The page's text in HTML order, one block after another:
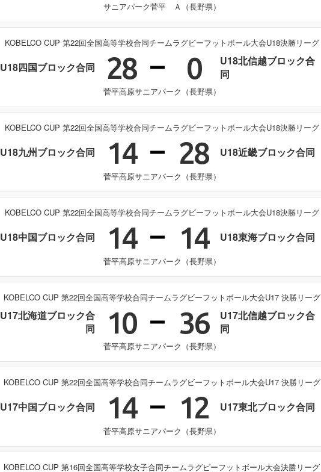
サニアパーク菅平 Ａ（長野県）
KOBELCO CUP 第22回全国高等学校合同チームラグビーフットボール大会U18決勝リーグ
U18四国ブロック合同 28 0
U18北信越ブロック合
同
菅平高原サニアパーク（長野県）
KOBELCO CUP 第22回全国高等学校合同チームラグビーフットボール大会U18決勝リーグ
U18九州ブロック合同 14 28 U18近畿ブロック合同
菅平高原サニアパーク（長野県）
KOBELCO CUP 第22回全国高等学校合同チームラグビーフットボール大会U18決勝リーグ
U18中国ブロック合同 14 14 U18東海ブロック合同
菅平高原サニアパーク（長野県）
KOBELCO CUP 第22回全国高等学校合同チームラグビーフットボール大会U17 決勝リーグ
U17北海道ブロック合
同
10 36
U17北信越ブロック合
同
菅平高原サニアパーク（長野県）
KOBELCO CUP 第22回全国高等学校合同チームラグビーフットボール大会U17 決勝リーグ
U17中国ブロック合同 14 12 U17東北ブロック合同
菅平高原サニアパーク（長野県）
KOBELCO CUP 第16回全国高等学校女子合同チームラグビーフットボール大会決勝リーグ